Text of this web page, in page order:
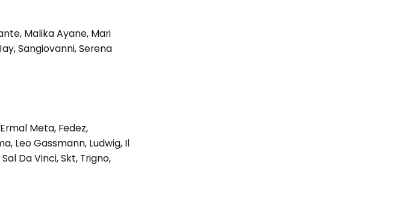
Malika Ayane, Mari
Sangiovanni, Serena
Meta, Fedez,
Leo Gassmann, Ludwig, Il
Da Vinci, Skt, Trigno,